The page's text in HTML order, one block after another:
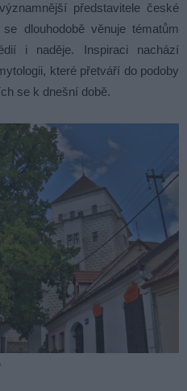
představitele české
dlouhodobě věnuje tématům
i naděje. Inspiraci nachází
které přetváří do podoby
se k dnešní době.